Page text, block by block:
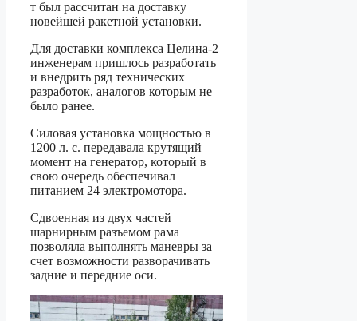
т был рассчитан на доставку
новейшей ракетной установки.
Для доставки комплекса Целина-2
инженерам пришлось разработать
и внедрить ряд технических
разработок, аналогов которым не
было ранее.
Силовая установка мощностью в
1200 л. с. передавала крутящий
момент на генератор, который в
свою очередь обеспечивал
питанием 24 электромотора.
Сдвоенная из двух частей
шарнирным разъемом рама
позволяла выполнять маневры за
счет возможности разворачивать
задние и передние оси.